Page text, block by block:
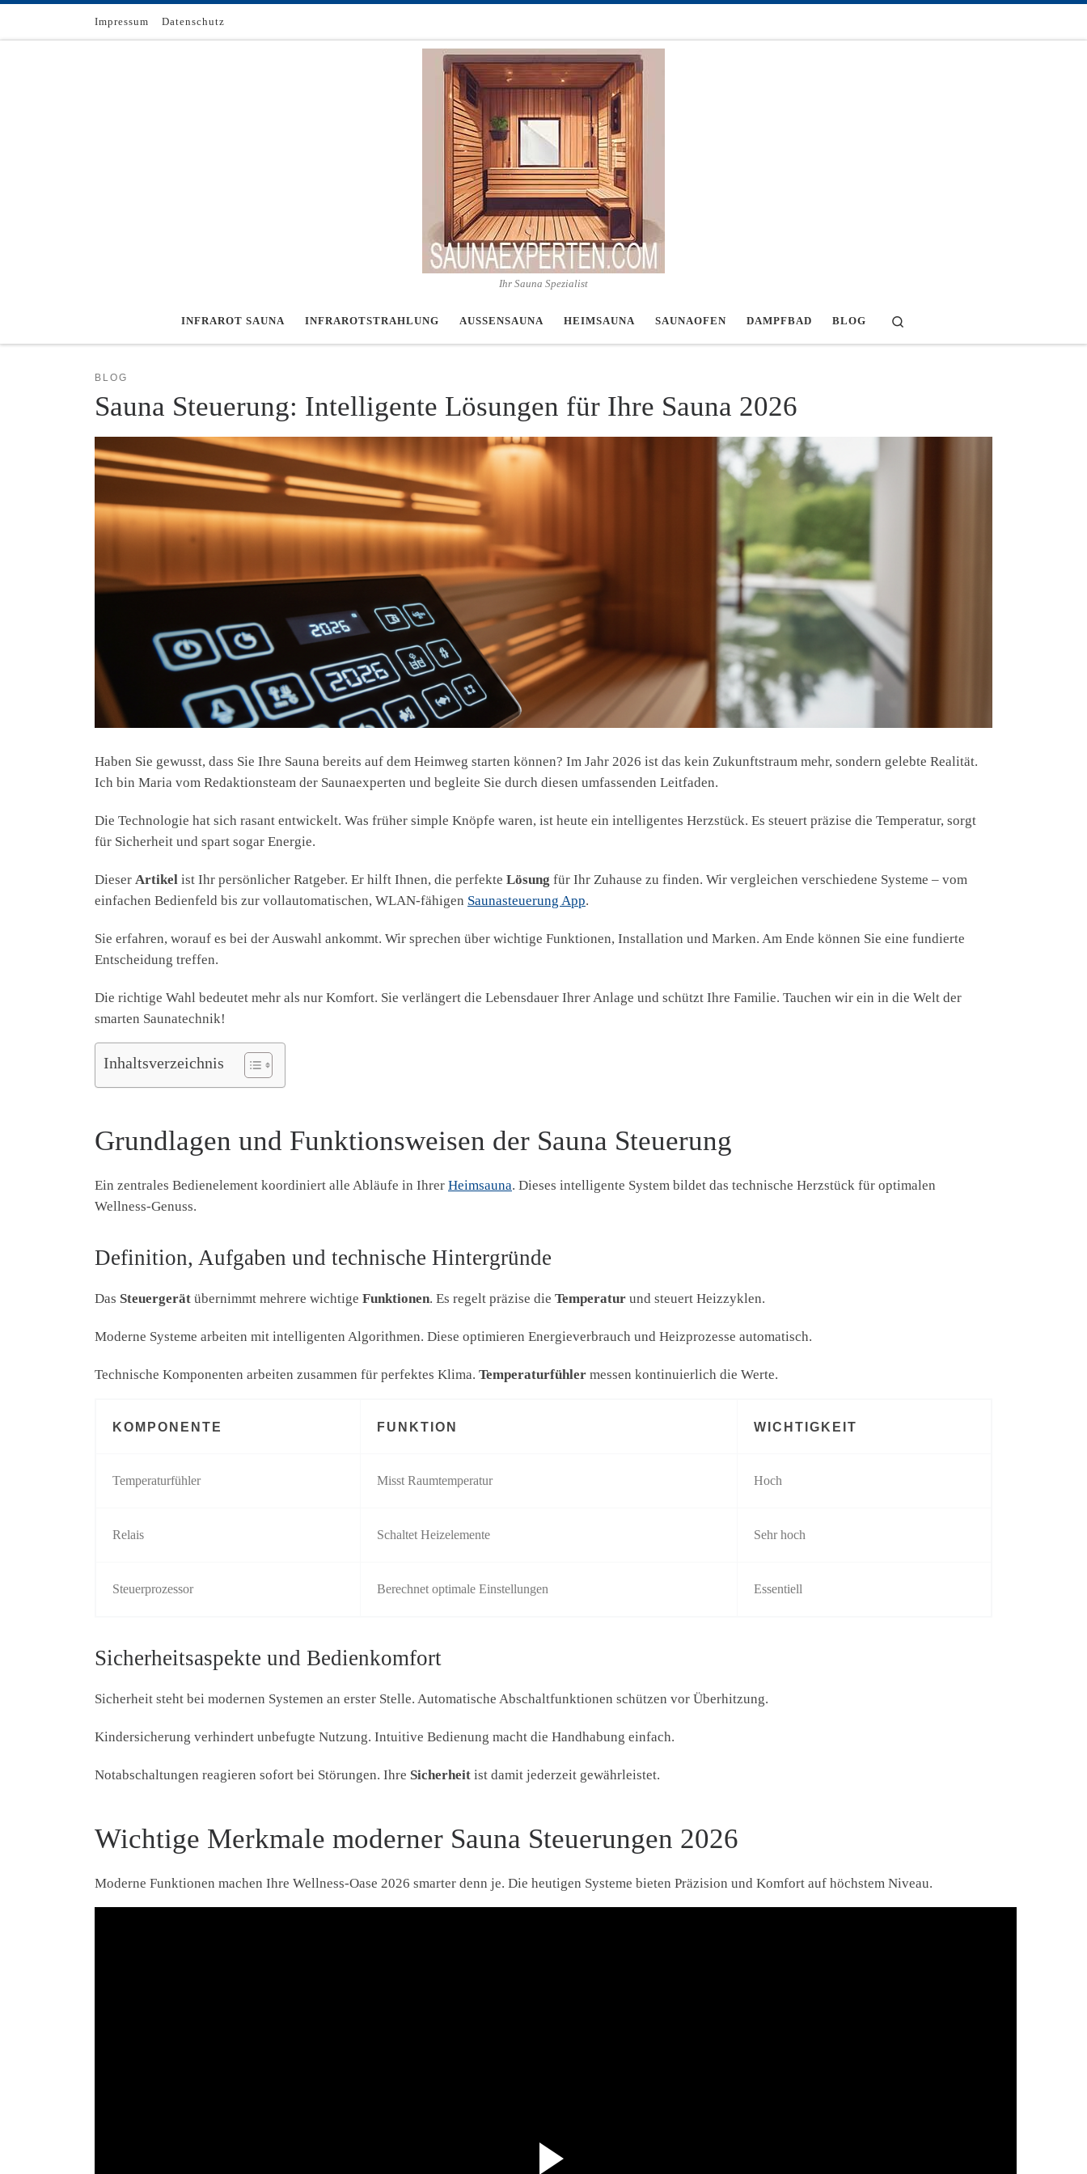
Zum Inhalt springenImpressum Datenschutz
Ihr Sauna Spezialist
INFRAROT SAUNA INFRAROTSTRAHLUNG AUSSENSAUNA HEIMSAUNA SAUNAOFEN DAMPFBAD BLOG
BLOG
Sauna Steuerung: Intelligente Lösungen für Ihre Sauna 2026
Haben Sie gewusst, dass Sie Ihre Sauna bereits auf dem Heimweg starten können? Im Jahr 2026 ist das kein Zukunftstraum mehr, sondern gelebte Realität.
Ich bin Maria vom Redaktionsteam der Saunaexperten und begleite Sie durch diesen umfassenden Leitfaden.
Die Technologie hat sich rasant entwickelt. Was früher simple Knöpfe waren, ist heute ein intelligentes Herzstück. Es steuert präzise die Temperatur, sorgt
für Sicherheit und spart sogar Energie.
Dieser Artikel ist Ihr persönlicher Ratgeber. Er hilft Ihnen, die perfekte Lösung für Ihr Zuhause zu finden. Wir vergleichen verschiedene Systeme – vom
einfachen Bedienfeld bis zur vollautomatischen, WLAN-fähigen Saunasteuerung App.
Sie erfahren, worauf es bei der Auswahl ankommt. Wir sprechen über wichtige Funktionen, Installation und Marken. Am Ende können Sie eine fundierte
Entscheidung treffen.
Die richtige Wahl bedeutet mehr als nur Komfort. Sie verlängert die Lebensdauer Ihrer Anlage und schützt Ihre Familie. Tauchen wir ein in die Welt der
smarten Saunatechnik!
Inhaltsverzeichnis
Grundlagen und Funktionsweisen der Sauna Steuerung
Ein zentrales Bedienelement koordiniert alle Abläufe in Ihrer Heimsauna. Dieses intelligente System bildet das technische Herzstück für optimalen
Wellness-Genuss.
Definition, Aufgaben und technische Hintergründe
Das Steuergerät übernimmt mehrere wichtige Funktionen. Es regelt präzise die Temperatur und steuert Heizzyklen.
Moderne Systeme arbeiten mit intelligenten Algorithmen. Diese optimieren Energieverbrauch und Heizprozesse automatisch.
Technische Komponenten arbeiten zusammen für perfektes Klima. Temperaturfühler messen kontinuierlich die Werte.
KOMPONENTE FUNKTION WICHTIGKEIT
Temperaturfühler Misst Raumtemperatur Hoch
Relais Schaltet Heizelemente Sehr hoch
Steuerprozessor Berechnet optimale Einstellungen Essentiell
Sicherheitsaspekte und Bedienkomfort
Sicherheit steht bei modernen Systemen an erster Stelle. Automatische Abschaltfunktionen schützen vor Überhitzung.
Kindersicherung verhindert unbefugte Nutzung. Intuitive Bedienung macht die Handhabung einfach.
Notabschaltungen reagieren sofort bei Störungen. Ihre Sicherheit ist damit jederzeit gewährleistet.
Wichtige Merkmale moderner Sauna Steuerungen 2026
Moderne Funktionen machen Ihre Wellness-Oase 2026 smarter denn je. Die heutigen Systeme bieten Präzision und Komfort auf höchstem Niveau.